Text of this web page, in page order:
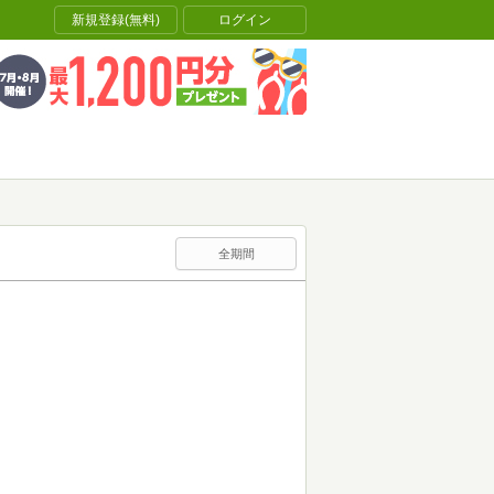
新規登録(無料) ログイン
全期間